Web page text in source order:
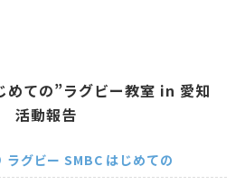
ての”ラグビー教室 in 愛知
活動報告
ラグビー SMBC はじめての